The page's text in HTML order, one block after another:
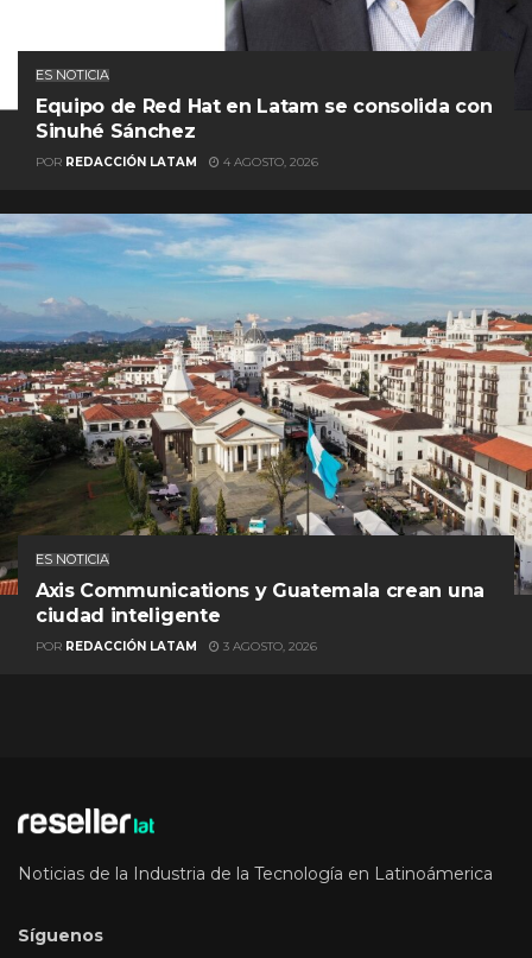
ES NOTICIA
Equipo de Red Hat en Latam se consolida con
Sinuhé Sánchez
POR REDACCIÓN LATAM 4 AGOSTO, 2026
ES NOTICIA
Axis Communications y Guatemala crean una
ciudad inteligente
POR REDACCIÓN LATAM 3 AGOSTO, 2026
Noticias de la Industria de la Tecnología en Latinoámerica
Síguenos